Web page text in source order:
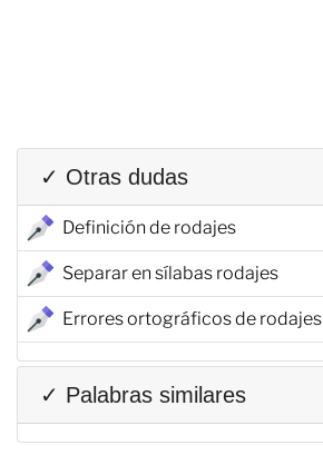
✓ Otras dudas
Definición de rodajes
Separar en sílabas rodajes
Errores ortográficos de rodajes
✓ Palabras similares